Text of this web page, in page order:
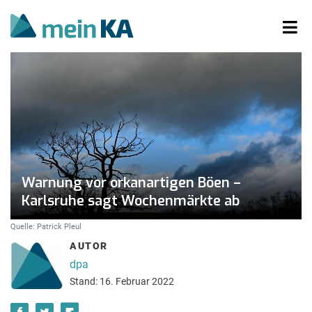
Warnung vor orkanartigen Böen –
Karlsruhe sagt Wochenmärkte ab
Quelle: Patrick Pleul
AUTOR
dpa
Stand: 16. Februar 2022